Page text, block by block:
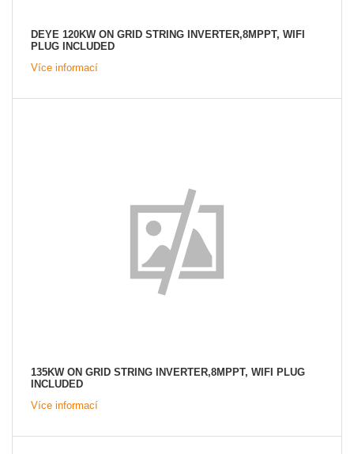
DEYE 120KW ON GRID STRING INVERTER,8MPPT, WIFI
PLUG INCLUDED
Více informací
135KW ON GRID STRING INVERTER,8MPPT, WIFI PLUG
INCLUDED
Více informací